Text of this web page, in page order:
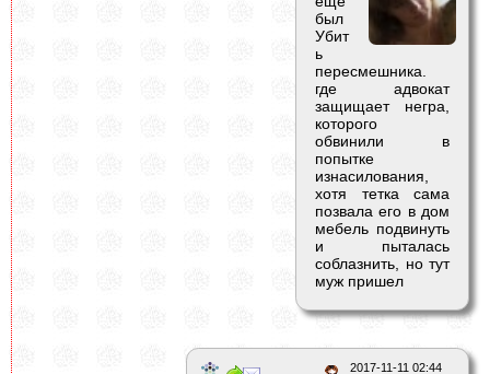
был
Убит
ь
пересмешника.
где адвокат
защищает негра,
которого
обвинили в
попытке
изнасилования,
хотя тетка сама
позвала его в дом
мебель подвинуть
и пыталась
соблазнить, но тут
муж пришел
2017-11-11 02:44